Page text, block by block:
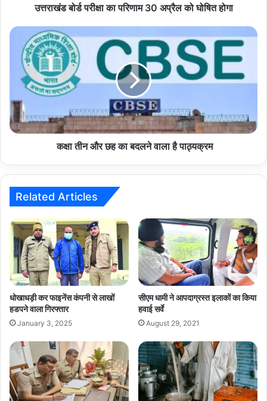
उत्तराखंड बोर्ड परीक्षा का परिणाम 30 अप्रैल को घोषित होगा
कक्षा
वाला
है
पाठ्यक्रम
कक्षा तीन और छह का बदलने वाला है पाठ्यक्रम
Related Articles
धोखाधड़ी कर फाइनेंस कंपनी से लाखों
हडपने वाला गिरफ्तार
January 3, 2025
सीएम धामी ने आपदाग्रस्त इलाकों का किया
हवाई सर्वे
August 29, 2021